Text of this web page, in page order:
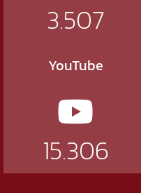
3.507
YouTube
15.306